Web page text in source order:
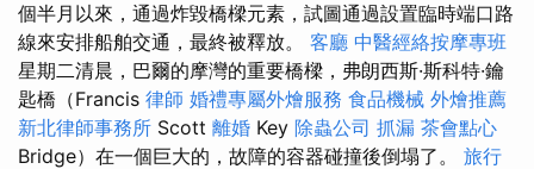
個半月以來，通過炸毀橋樑元素，試圖通過設置臨時端口路
線來安排船舶交通，最終被釋放。 客廳 中醫經絡按摩專班
星期二清晨，巴爾的摩灣的重要橋樑，弗朗西斯·斯科特·鑰
匙橋（Francis 律師 婚禮專屬外燴服務 食品機械 外燴推薦
新北律師事務所 Scott 離婚 Key 除蟲公司 抓漏 茶會點心
Bridge）在一個巨大的，故障的容器碰撞後倒塌了。 旅行